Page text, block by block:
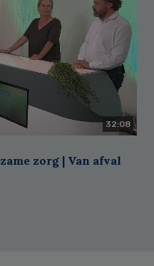
32:08
zorg | Van afval